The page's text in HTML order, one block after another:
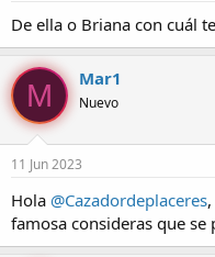
:
De ella o Briana con cuál
M Mar1
Nuevo
11 Jun 2023
Hola @Cazadordeplaceres
famosa consideras que se